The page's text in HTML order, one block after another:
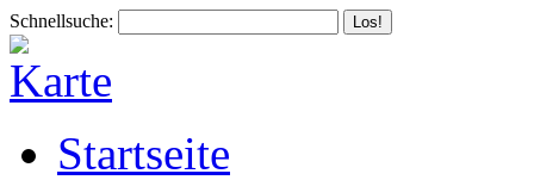
Schnellsuche:
Startseite